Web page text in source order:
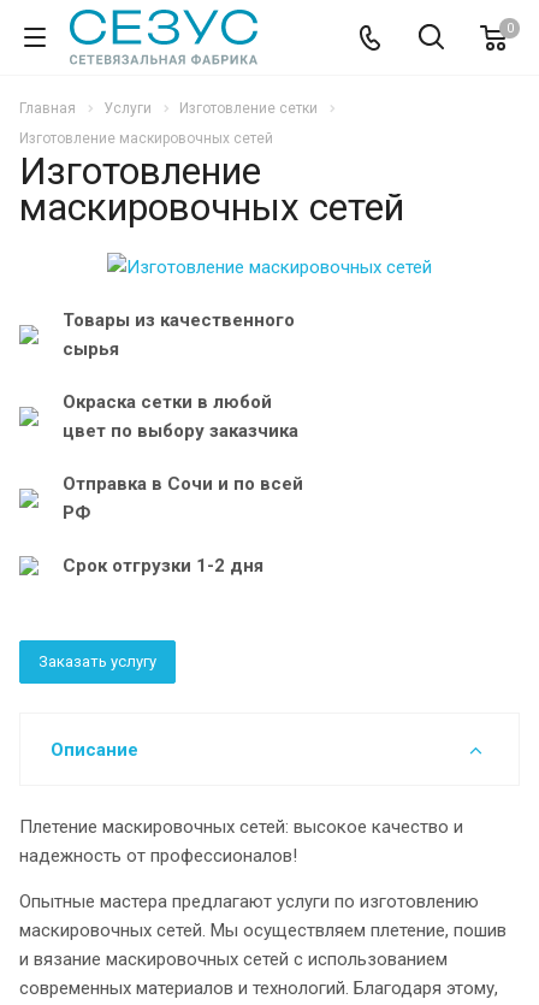
0
Главная Услуги
Изготовление сетки
Изготовление маскировочных сетей
Изготовление
маскировочных сетей
Товары из качественного
сырья
Окраска сетки в любой
цвет по выбору заказчика
Отправка в Сочи и по всей
РФ
Срок отгрузки 1-2 дня
Заказать услугу
Описание
Плетение маскировочных сетей: высокое качество и
надежность от профессионалов!
Опытные мастера предлагают услуги по изготовлению
маскировочных сетей. Мы осуществляем плетение, пошив
и вязание маскировочных сетей с использованием
современных материалов и технологий. Благодаря этому,